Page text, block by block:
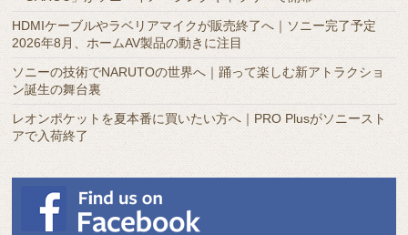
HDMIケーブルやラベリアマイクが販売終了へ｜ソニー完了予定
2026年8月、ホームAV製品の動きに注目
ソニーの技術でNARUTOの世界へ｜踊って楽しむ新アトラクショ
ン誕生の舞台裏
レオンポケットを夏本番に買いたい方へ｜PRO Plusがソニースト
アで入荷終了